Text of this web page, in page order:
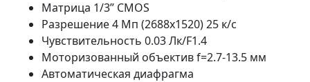
Матрица 1/3” CMOS
Разрешение 4 Мп (2688x1520) 25 к/с
Чувствительность 0.03 Лк/F1.4
Моторизованный объектив f=2.7-13.5 мм
Автоматическая диафрагма